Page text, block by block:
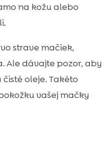
na kožu alebo
strave mačiek,
Ale dávajte pozor, aby
oleje. Takéto
vašej mačky